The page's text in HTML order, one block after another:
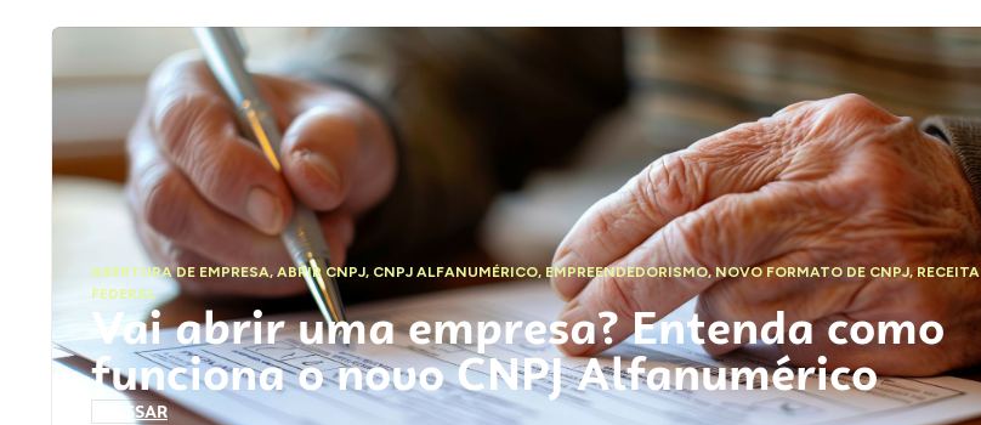
ABERTURA DE EMPRESA,ABRIR CNPJ, CNPJ ALFANUMÉRICO, EMPREENDEDORISMO,NOVO FORMATO DE CNPJ,RECEITA
FEDERAL
Vai abrir uma empresa? Entenda como
funciona o novo CNPJ Alfanumérico
ACESSAR